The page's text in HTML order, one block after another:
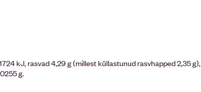
kJ, rasvad 4,29 g (millest küllastunud rasvhapped 2,35 g),
g.